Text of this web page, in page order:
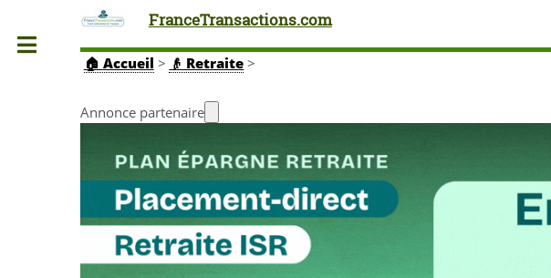
FranceTransactions.com
🏠 Accueil > 👴 Retraite >
Annonce partenaire
Toggle